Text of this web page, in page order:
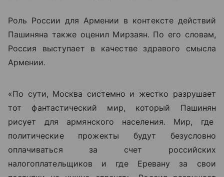
Роль России для Армении в контексте действий
Пашиняна также оценил Мирзаян. По его словам,
Россия выступает в качестве здравого смысла
Армении.
«По сути, Москва системно и жестко разрушает
тот фантастический мир, который Пашинян
рисует для армянского населения. Мир, где
политические прожекты будут безусловно
оплачиваться за счет российских
налогоплательщиков и где Еревану за свои